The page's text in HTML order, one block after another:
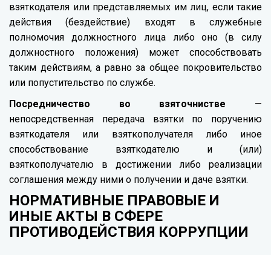
взяткодателя или представляемых им лиц, если такие
действия (бездействие) входят в служебные
полномочия должностного лица либо оно (в силу
должностного положения) может способствовать
таким действиям, а равно за общее покровительство
или попустительство по службе.
Посредничество во взяточнистве —
непосредственная передача взятки по поручению
взяткодателя или взяткополучателя либо иное
способствование взяткодателю и (или)
взяткополучателю в достижении либо реализации
соглашения между ними о получении и даче взятки.
НОРМАТИВНЫЕ ПРАВОВЫЕ И
ИНЫЕ АКТЫ В СФЕРЕ
ПРОТИВОДЕЙСТВИЯ КОРРУПЦИИ